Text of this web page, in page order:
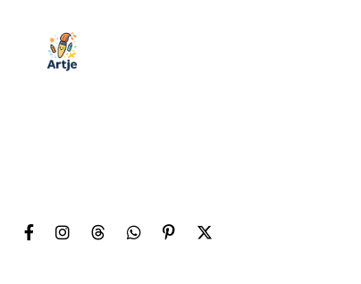
springen
